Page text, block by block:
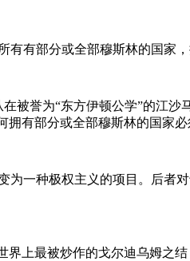
有部分或全部穆斯林的国家
被誉为“东方伊顿公学”的江
有部分或全部穆斯林的国家必
一种极权主义的项目。后者
上最被炒作的戈尔迪乌姆之结